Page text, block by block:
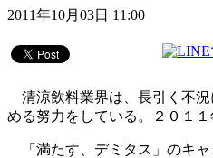
2011年10月03日 11:00
清涼飲料業界は、長引く不況
める努力をしている。２０１
「満たす、デミタス」のキャ